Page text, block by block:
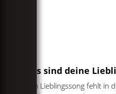
Was sind deine
Dein Lieblingssong fehlt in